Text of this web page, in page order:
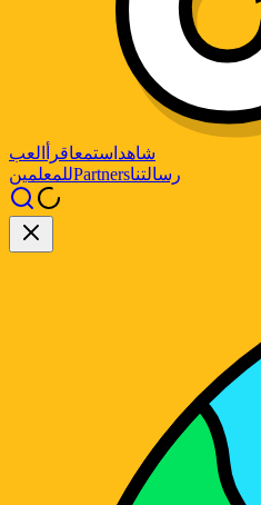
شاهد استمعاقرأ
العب
للمعلمينPartnersرسالتنا